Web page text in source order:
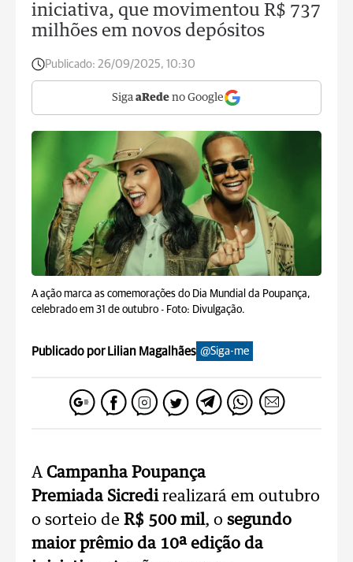
iniciativa, que movimentou R$ 737
milhões em novos depósitos
Publicado: 26/09/2025, 10:30
Siga aRede no Google
A ação marca as comemorações do Dia Mundial da Poupança,
celebrado em 31 de outubro - Foto: Divulgação.
Publicado por Lilian Magalhães @Siga-me
A Campanha Poupança
Premiada Sicredi realizará em outubro
o sorteio de R$ 500 mil, o segundo
maior prêmio da 10ª edição da